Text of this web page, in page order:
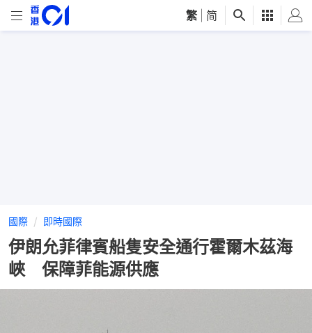
繁 简
國際 即時國際
伊朗允菲律賓船隻安全通行霍爾木茲海
峽 保障菲能源供應